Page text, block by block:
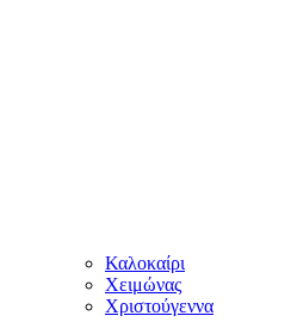
Καλοκαίρι
Χειμώνας
Χριστούγεννα